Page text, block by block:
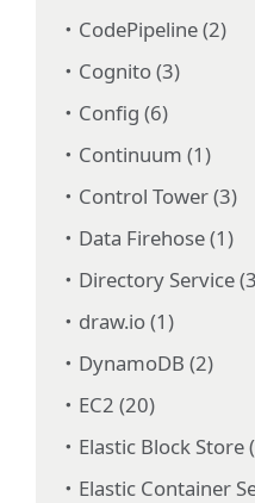
CodePipeline (2)
Cognito (3)
Config (6)
Continuum (1)
Control Tower (3)
Data Firehose (1)
Directory Service
draw.io (1)
DynamoDB (2)
EC2 (20)
Elastic Block Store
Elastic Container